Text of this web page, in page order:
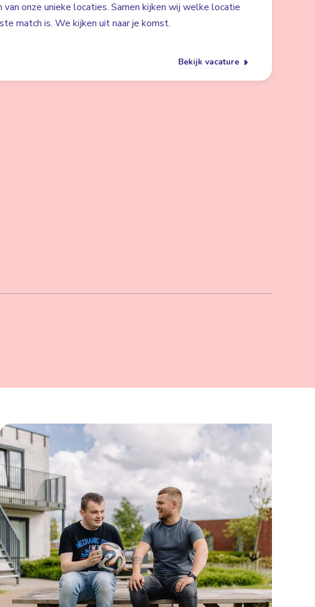
van onze unieke locaties. Samen kijken wij welke locatie
match is. We kijken uit naar je komst.
Bekijk vacature